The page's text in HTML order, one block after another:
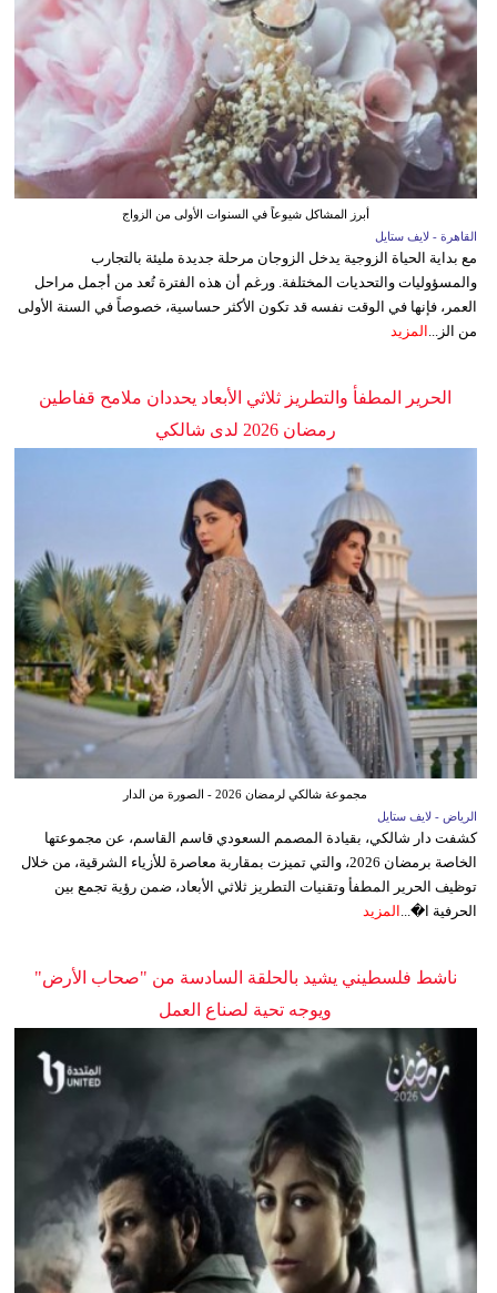
أبرز المشاكل شيوعاً في السنوات الأولى من الزواج
القاهرة - لايف ستايل
مع بداية الحياة الزوجية يدخل الزوجان مرحلة جديدة مليئة بالتجارب
والمسؤوليات والتحديات المختلفة. ورغم أن هذه الفترة تُعد من أجمل مراحل
العمر، فإنها في الوقت نفسه قد تكون الأكثر حساسية، خصوصاً في السنة الأولى
من الز...
المزيد
الحرير المطفأ والتطريز ثلاثي الأبعاد يحددان ملامح قفاطين
رمضان 2026 لدى شالكي
مجموعة شالكي لرمضان 2026 - الصورة من الدار
الرياض - لايف ستايل
كشفت دار شالكي، بقيادة المصمم السعودي قاسم القاسم، عن مجموعتها
الخاصة برمضان 2026، والتي تميزت بمقاربة معاصرة للأزياء الشرقية، من خلال
توظيف الحرير المطفأ وتقنيات التطريز ثلاثي الأبعاد، ضمن رؤية تجمع بين
الحرفية ا�... المزيد
ناشط فلسطيني يشيد بالحلقة السادسة من "صحاب الأرض"
ويوجه تحية لصناع العمل